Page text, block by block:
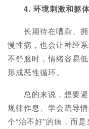
4. 环境刺激和躯体
长期待在嘈杂、拥
慢性病，也会让神经
不舒服时，情绪容易
形成恶性循环。
总的来说，想要避
规律作息、学会疏导
个“治不好”的病，而